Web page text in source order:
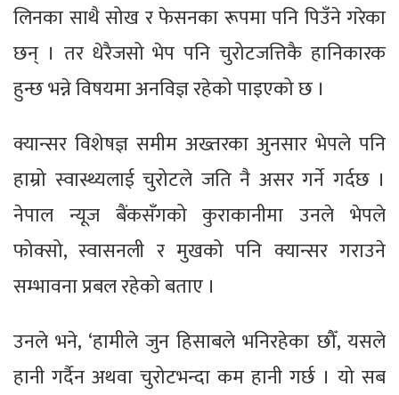
लिनका साथै सोख र फेसनका रूपमा पनि पिउँने गरेका
छन् । तर धेरैजसो भेप पनि चुरोटजत्तिकै हानिकारक
हुन्छ भन्ने विषयमा अनविज्ञ रहेको पाइएको छ ।
क्यान्सर विशेषज्ञ समीम अख्तरका अुनसार भेपले पनि
हाम्रो स्वास्थ्यलाई चुरोटले जति नै असर गर्ने गर्दछ ।
नेपाल न्यूज बैंकसँगको कुराकानीमा उनले भेपले
फोक्सो, स्वासनली र मुखको पनि क्यान्सर गराउने
सम्भावना प्रबल रहेको बताए ।
उनले भने, ‘हामीले जुन हिसाबले भनिरहेका छौँ, यसले
हानी गर्दैन अथवा चुरोटभन्दा कम हानी गर्छ । यो सब